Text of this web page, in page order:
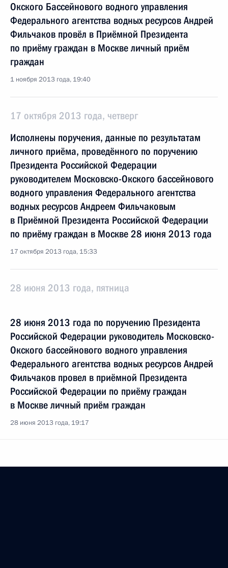
Окского Бассейнового водного управления
Федерального агентства водных ресурсов Андрей
Фильчаков провёл в Приёмной Президента
по приёму граждан в Москве личный приём
граждан
1 ноября 2013 года, 19:40
17 октября 2013 года, четверг
Исполнены поручения, данные по результатам
личного приёма, проведённого по поручению
Президента Российской Федерации
руководителем Московско-Окского бассейнового
водного управления Федерального агентства
водных ресурсов Андреем Фильчаковым
в Приёмной Президента Российской Федерации
по приёму граждан в Москве 28 июня 2013 года
17 октября 2013 года, 15:33
28 июня 2013 года, пятница
28 июня 2013 года по поручению Президента
Российской Федерации руководитель Московско-
Окского бассейнового водного управления
Федерального агентства водных ресурсов Андрей
Фильчаков провел в приёмной Президента
Российской Федерации по приёму граждан
в Москве личный приём граждан
28 июня 2013 года, 19:17